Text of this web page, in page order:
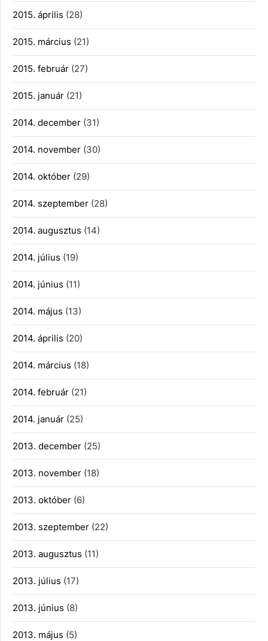
2015. április (28)
2015. március (21)
2015. február (27)
2015. január (21)
2014. december (31)
2014. november (30)
2014. október (29)
2014. szeptember (28)
2014. augusztus (14)
2014. július (19)
2014. június (11)
2014. május (13)
2014. április (20)
2014. március (18)
2014. február (21)
2014. január (25)
2013. december (25)
2013. november (18)
2013. október (6)
2013. szeptember (22)
2013. augusztus (11)
2013. július (17)
2013. június (8)
2013. május (5)